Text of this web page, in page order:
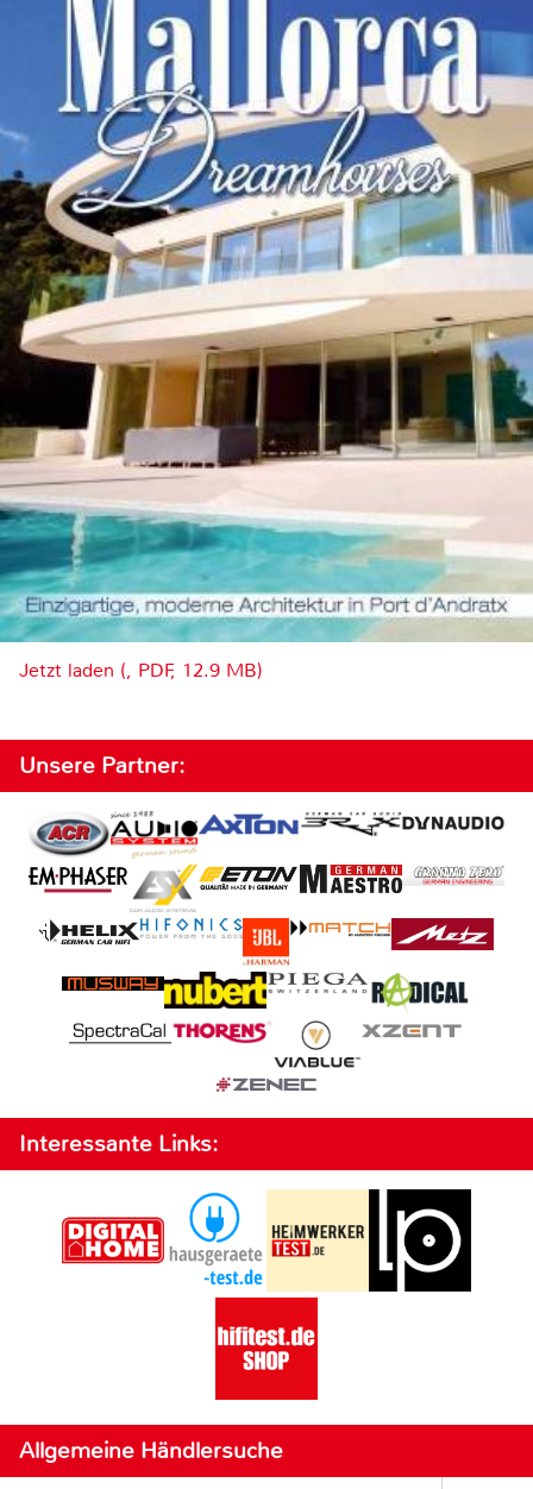
Jetzt laden (, PDF, 12.9 MB)
Unsere Partner:
Interessante Links:
Allgemeine Händlersuche